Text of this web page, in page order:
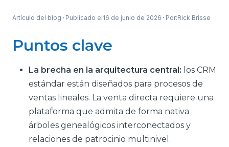
Artículo del blog Publicado el16 de junio de 2026 Por:Rick Brisse
Puntos clave
La brecha en la arquitectura central: los CRM
estándar están diseñados para procesos de
ventas lineales. La venta directa requiere una
plataforma que admita de forma nativa
árboles genealógicos interconectados y
relaciones de patrocinio multinivel.